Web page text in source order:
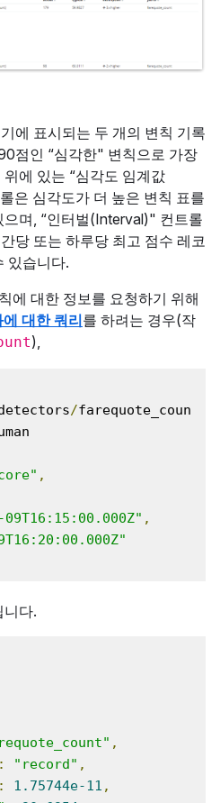
에 표시되는 두 개의 변칙 기록
점인 “심각한" 변칙으로 가장
에 있는 “심각도 임계값
은 심각도가 더 높은 변칙 표를
며, “인터벌(Interval)" 컨트롤
당 또는 하루당 최고 점수 레코
있습니다.
에 대한 정보를 요청하기 위해
대한 쿼리를 하려는 경우(작
),
/farequote_coun
,
09T16:15:00.000Z" ,
니다.
,
: "record" ,
: 1.75744e-11 ,